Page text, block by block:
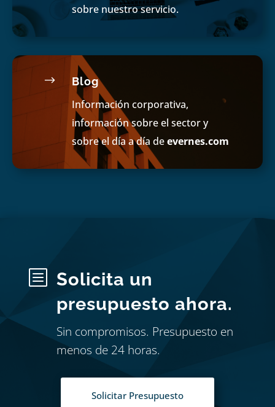
sobre nuestro servicio.
$ Blog
Información corporativa,
información sobre el sector y
sobre el día a día deevernes.com
b
Solicita un
presupuesto ahora.
Sin compromisos. Presupuesto en
menos de 24 horas.
Solicitar Presupuesto